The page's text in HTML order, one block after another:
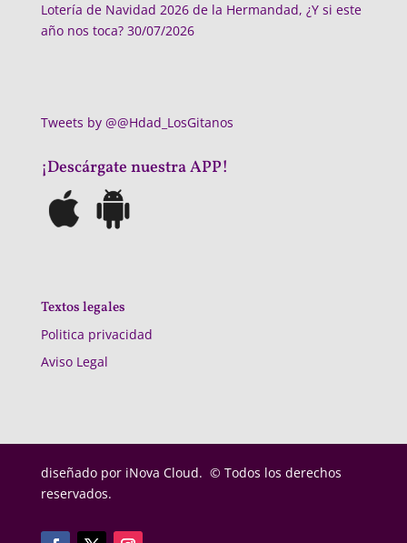
Lotería de Navidad 2026 de la Hermandad, ¿Y si este
año nos toca? 30/07/2026
Tweets by @@Hdad_LosGitanos
¡Descárgate nuestra APP!
Textos legales
Politica privacidad
Aviso Legal
diseñado por iNova Cloud. © Todos los derechos
reservados.